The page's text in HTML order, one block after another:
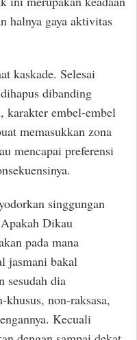
halnya gaya aktivitas
kaskade. Selesai
dibanding
karakter embel-embel
memasukkan zona
mencapai preferensi
singgungan
Dikau
pada mana
jasmani bakal
sesudah dia
khusus, non-raksasa,
Kecuali